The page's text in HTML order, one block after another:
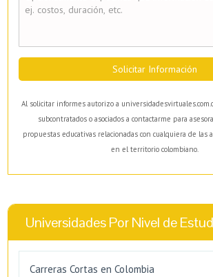
Solicitar Información
Al solicitar informes autorizo a
subcontratados o asociados a contactarme para
propuestas educativas relacionadas con cualquiera de
en el territorio colombiano.
Universidades Por Nivel de
Carreras Cortas en Colombia